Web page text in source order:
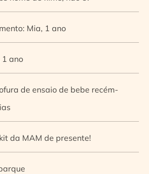
Mia, 1 ano
1 ano
de ensaio de bebe recém-
da MAM de presente!